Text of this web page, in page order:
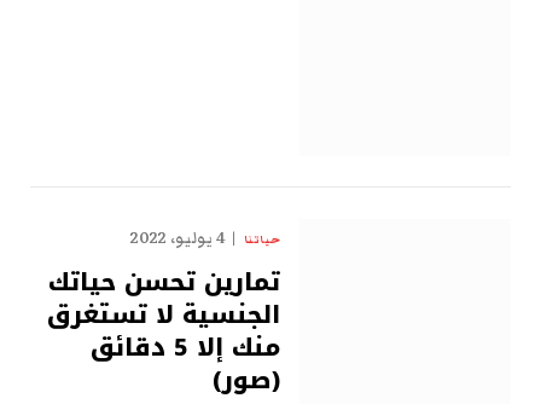
حياتنا 4 يوليو، 2022
تمارين تحسن حياتك
الجنسية لا تستغرق
منك إلا 5 دقائق
(صور)